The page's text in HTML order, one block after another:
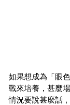
如果想成為「眼
戰來培養，甚麼
情況要說甚麼話